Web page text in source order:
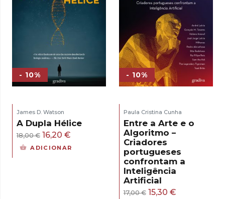
- 10%
James D. Watson
A Dupla Hélice
18,00€ O
preço
16,20 €
preço
ADICIONAR
- 10%
Paula Cristina Cunha
Entre a Arte e o
Algoritmo –
Criadores
portugueses
confrontam a
Inteligência
Artificial
17,00€ O
15,30 €O